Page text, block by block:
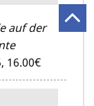
auf der
16.00€